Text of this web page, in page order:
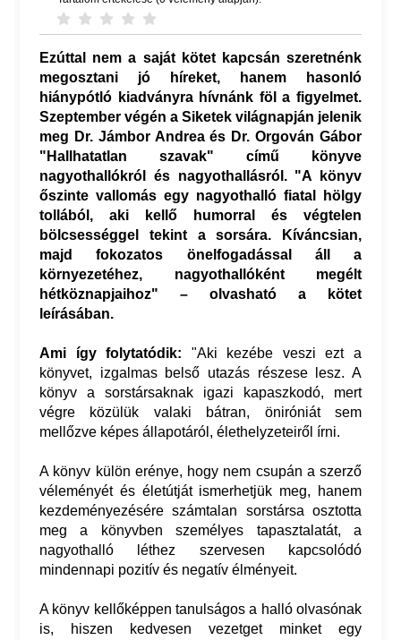
Ezúttal nem a saját kötet kapcsán szeretnénk
megosztani jó híreket, hanem hasonló
hiánypótló kiadványra hívnánk föl a figyelmet.
Szeptember végén a Siketek világnapján jelenik
meg Dr. Jámbor Andrea és Dr. Orgován Gábor
"Hallhatatlan szavak" című könyve
nagyothallókról és nagyothallásról. "A könyv
őszinte vallomás egy nagyothalló fiatal hölgy
tollából, aki kellő humorral és végtelen
bölcsességgel tekint a sorsára. Kíváncsian,
majd fokozatos önelfogadással áll a
környezetéhez, nagyothallóként megélt
hétköznapjaihoz" – olvasható a kötet
leírásában.
Ami így folytatódik: "Aki kezébe veszi ezt a
könyvet, izgalmas belső utazás részese lesz. A
könyv a sorstársaknak igazi kapaszkodó, mert
végre közülük valaki bátran, öniróniát sem
mellőzve képes állapotáról, élethelyzeteiről írni.
A könyv külön erénye, hogy nem csupán a szerző
véleményét és életútját ismerhetjük meg, hanem
kezdeményezésére számtalan sorstársa osztotta
meg a könyvben személyes tapasztalatát, a
nagyothalló léthez szervesen kapcsolódó
mindennapi pozitív és negatív élményeit.
A könyv kellőképpen tanulságos a halló olvasónak
is, hiszen kedvesen vezetget minket egy